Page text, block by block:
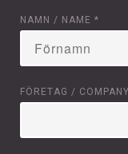
NAMN / NAME *
FÖRETAG / COMPANY